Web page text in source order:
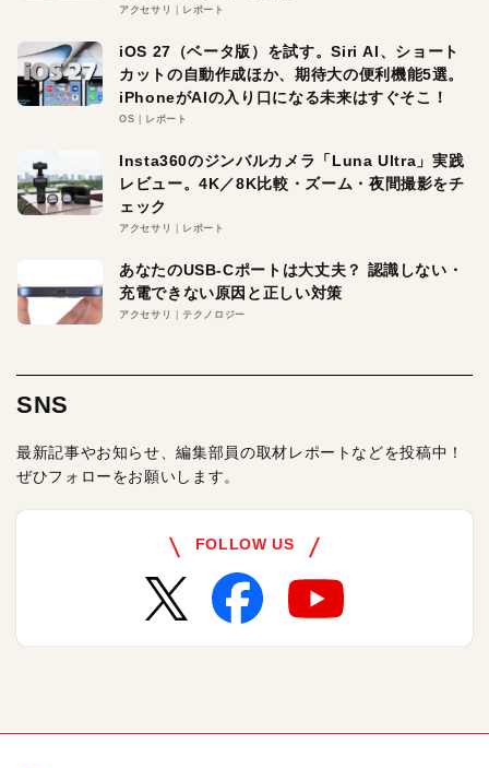
アクセサリ レポート
iOS 27（ベータ版）を試す。Siri AI、ショート
カットの自動作成ほか、期待大の便利機能5選。
iPhoneがAIの入り口になる未来はすぐそこ！
OS レポート
Insta360のジンバルカメラ「Luna Ultra」実践
レビュー。4K／8K比較・ズーム・夜間撮影をチ
ェック
アクセサリ レポート
あなたのUSB-Cポートは大丈夫？ 認識しない・
充電できない原因と正しい対策
アクセサリ テクノロジー
SNS
最新記事やお知らせ、編集部員の取材レポートなどを投稿中！
ぜひフォローをお願いします。
FOLLOW US